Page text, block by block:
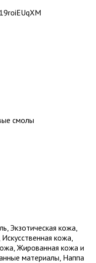
смолы
Экзотическая кожа,
кожа,
Жированная кожа и
материалы, Наппа